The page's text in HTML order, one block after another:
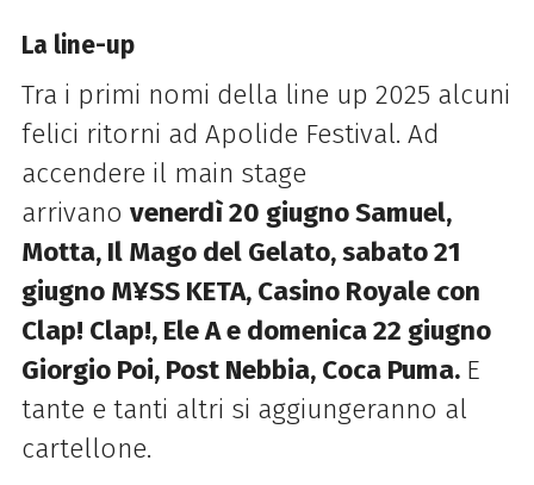
La line-up
Tra i primi nomi della line up 2025 alcuni
felici ritorni ad Apolide Festival. Ad
accendere il main stage
arrivano venerdì 20 giugnoSamuel,
Motta, Il Mago del Gelato, sabato 21
giugno M¥SS KETA, Casino Royale con
Clap! Clap!, Ele A e domenica 22 giugno
Giorgio Poi, Post Nebbia, Coca Puma. E
tante e tanti altri si aggiungeranno al
cartellone.